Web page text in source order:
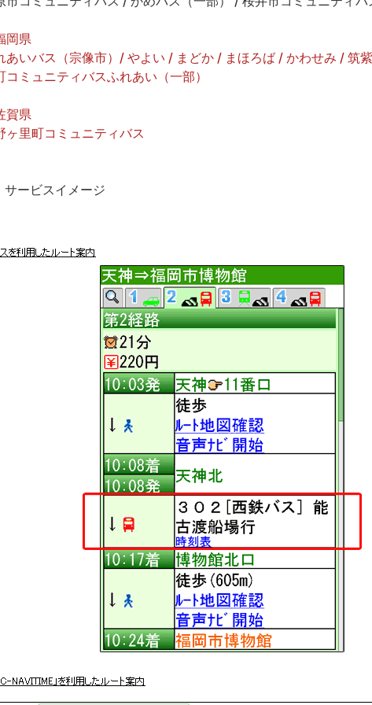
岡県
あいバス（宗像市）/ やよい / まどか / まほろば / かわせみ / 筑
コミュニティバスふれあい（一部）
賀県
ヶ里町コミュニティバス
ービスイメージ